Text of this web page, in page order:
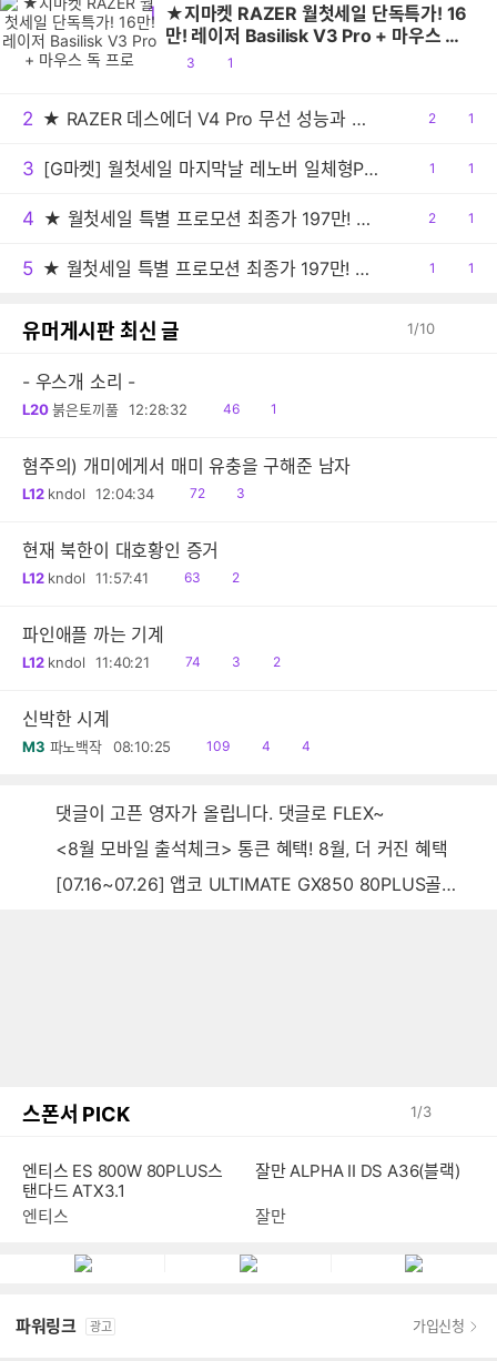
1 ★지마켓 RAZER 월첫세일 단독특가! 16
만! 레이저 Basilisk V3 Pro + 마우스 독
프로
공
3
댓1
2 ★ RAZER 데스에더 V4 Pro 무선 성능과 초정밀 센서로 경쟁력 강화시킨 e스포츠 게이밍 마우스!!
공
2
댓1
3 [G마켓] 월첫세일 마지막날 레노버 일체형PC 아이디어센터 27AKP10 F0JE000SKR 최종 99만원대!
공1
댓1
4 ★ 월첫세일 특별 프로모션 최종가 197만! ★ASUS TUF A18 RTX5070 FA808UP-S8017 18인치 대화면 게이밍노트북
공
2
댓1
5 ★ 월첫세일 특별 프로모션 최종가 197만! ★ASUS TUF A18 RTX5070 FA808UP-S8017 18인치 대화면 게이밍노트북
공1
댓1
유머게시판 최신 글 1/10
- 우스개 소리 -
L20 붉은토끼풀 12:28:32
읽
46
공1
혐주의) 개미에게서 매미 유충을 구해준 남자
L12 kndol 12:04:34
읽
72
공
3
현재 북한이 대호황인 증거
L12 kndol 11:57:41
읽
63
공
2
파인애플 까는 기계
L12 kndol 11:40:21
읽
74
공
3
댓
2
신박한 시계
M3 파노백작 08:10:25
읽
109
공
4
댓
4
댓글이 고픈 영자가 올립니다. 댓글로 FLEX~
<8월 모바일 출석체크> 통큰 혜택! 8월, 더 커진 혜택
[07.16~07.26] 앱코 ULTIMATE GX850 80PLUS골드 풀모듈러 ATX3.0 블랙
스폰서 PICK 1/3
엔티스 ES 800W 80PLUS스
탠다드 ATX3.1